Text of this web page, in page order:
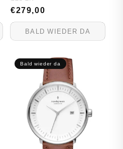
NORMALER
PREIS
€279,00
BALD WIEDER DA
Bald wieder da